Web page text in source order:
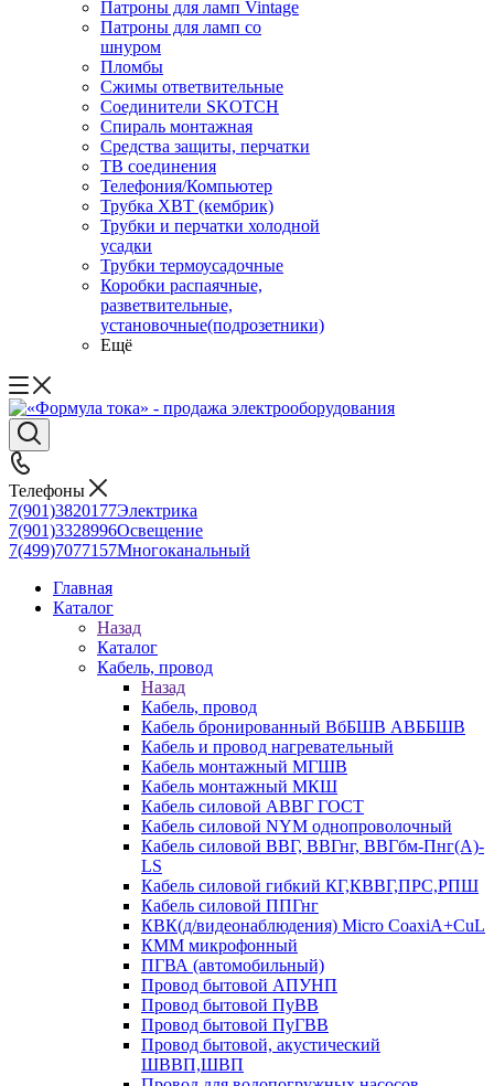
Патроны для ламп Vintage
Патроны для ламп со
шнуром
Пломбы
Сжимы ответвительные
Соединители SKOTCH
Спираль монтажная
Средства защиты, перчатки
ТВ соединения
Телефония/Компьютер
Трубка ХВТ (кембрик)
Трубки и перчатки холодной
усадки
Трубки термоусадочные
Коробки распаячные,
разветвительные,
установочные(подрозетники)
Ещё
Телефоны
7(901)3820177Электрика
7(901)3328996Освещение
7(499)7077157Многоканальный
Главная
Каталог
Назад
Каталог
Кабель, провод
Назад
Кабель, провод
Кабель бронированный ВбБШВ АВББШВ
Кабель и провод нагревательный
Кабель монтажный МГШВ
Кабель монтажный МКШ
Кабель силовой АВВГ ГОСТ
Кабель силовой NYM однопроволочный
Кабель силовой ВВГ, ВВГнг, ВВГбм-Пнг(А)-
LS
Кабель силовой гибкий КГ,КВВГ,ПРС,РПШ
Кабель силовой ППГнг
КВК(д/видеонаблюдения) Micro CoaxiA+CuL
КММ микрофонный
ПГВА (автомобильный)
Провод бытовой АПУНП
Провод бытовой ПуВВ
Провод бытовой ПуГВВ
Провод бытовой, акустический
ШВВП,ШВП